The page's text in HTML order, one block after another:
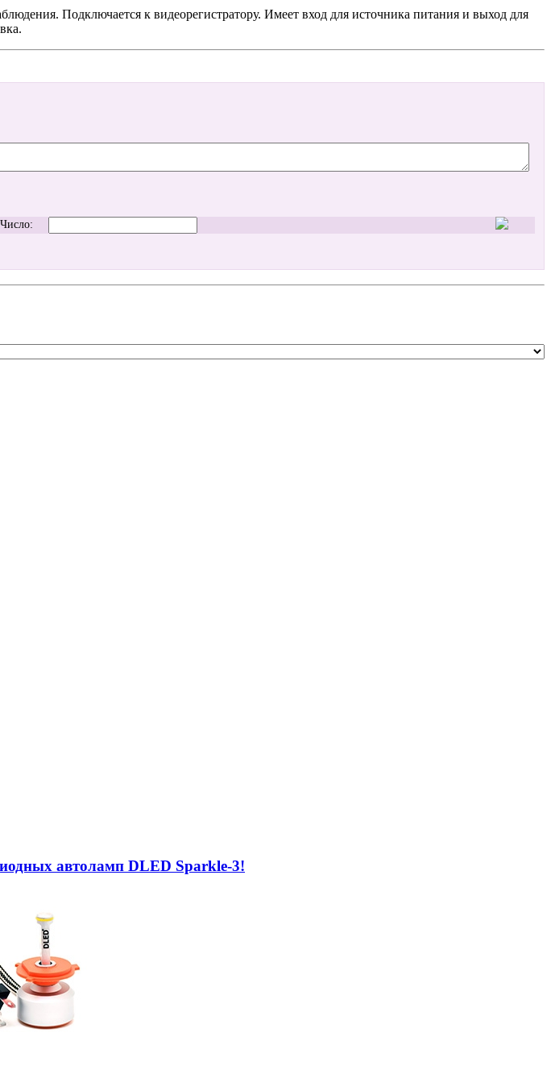
Подключается к видеорегистратору. Имеет вход для источника питания и выход для
Число:
автоламп DLED Sparkle-3!